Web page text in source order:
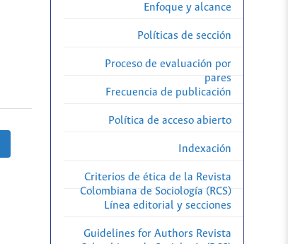
Enfoque y alcance
Políticas de sección
Proceso de evaluación por
pares
Frecuencia de publicación
Política de acceso abierto
Indexación
Criterios de ética de la Revista
Colombiana de Sociología (RCS)
Línea editorial y secciones
Guidelines for Authors Revista